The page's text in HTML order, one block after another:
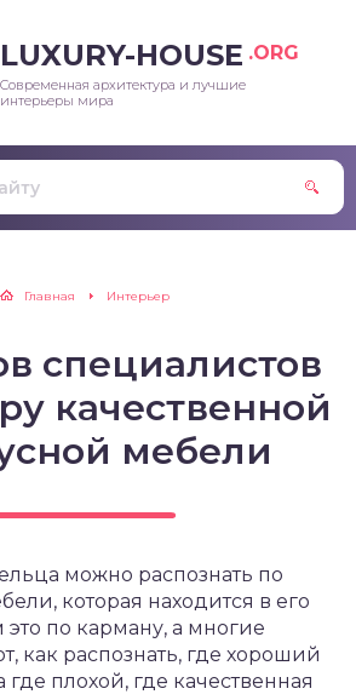
LUXURY-HOUSE .ORG
Современная архитектура и лучшие
интерьеры мира
Главная Интерьер
специалистов
качественной
мебели
можно распознать по
которая находится в его
по карману, а многие
как распознать, где хороший
плохой, где качественная